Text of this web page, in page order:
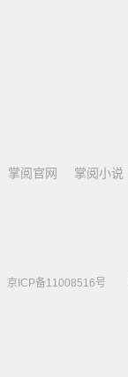
掌阅官网 掌阅小说
京ICP备11008516号